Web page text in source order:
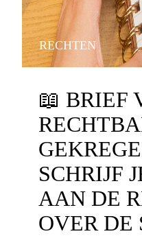
RECHTEN
📖 BRIEF
SCHRIJF
AAN DE
OVER DE